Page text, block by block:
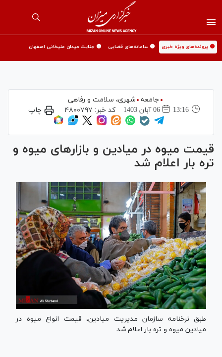
🟡 پرونده‌های ویژه خبری 🟡 سامانه‌های قضایی 🟡 جنایت میدان علیخانی اصفهان
جامعه
شهری،‌ سلامت و رفاهی
13:16
06 آبان 1403 کد خبر: ۴۸۰۰۷۹۷ چاپ
قیمت میوه در میادین و بازار‌های میوه و
تره بار اعلام شد
طبق نرخنامه سازمان مدیریت میادین، قیمت انواع میوه در
میادین میوه و تره بار اعلام شد.